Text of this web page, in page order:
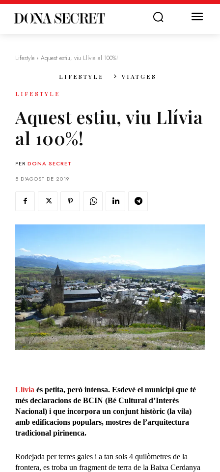
Lifestyle Aquest estiu, viu Llívia al 100%!
LIFESTYLE VIATGES
LIFESTYLE
Aquest estiu, viu Llívia
al 100%!
PER DONA SECRET
5 D'AGOST DE 2019
Llívia és petita, però intensa. Esdevé el municipi que té
més declaracions de BCIN (Bé Cultural d’Interès
Nacional) i que incorpora un conjunt històric (la vila)
amb edificacions populars, mostres de l’arquitectura
tradicional pirinenca.
Rodejada per terres gales i a tan sols 4 quilòmetres de la
frontera, es troba un fragment de terra de la Baixa Cerdanya